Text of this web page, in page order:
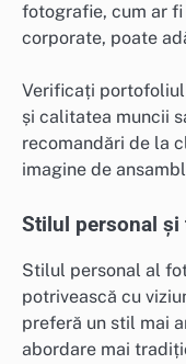
fotografie, cum ar
corporate, poate
Verificați
și calitatea muncii
recomandări de la
imagine de
Stilul personal
Stilul personal al
potrivească cu
preferă un stil mai
abordare mai